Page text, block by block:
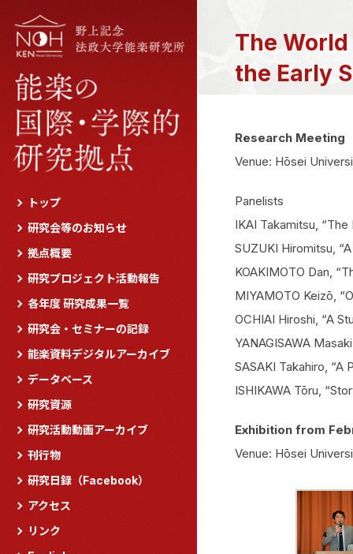
トップ
研究会等のお知らせ
拠点概要
研究プロジェクト活動報告
各年度 研究成果一覧
研究会・セミナーの記録
能楽資料デジタルアーカイブ
データベース
研究資源
研究活動動画アーカイブ
刊行物
研究日録（Facebook）
アクセス
リンク
The
the Early
Research
Venue: Hōsei
Panelists
IKAI Takamitsu,
SUZUKI Hiromitsu,
KOAKIMOTO Dan,
MIYAMOTO Keizō,
OCHIAI Hiroshi, “A
YANAGISAWA
SASAKI Takahiro,
ISHIKAWA Tōru,
Exhibition from
Venue: Hōsei